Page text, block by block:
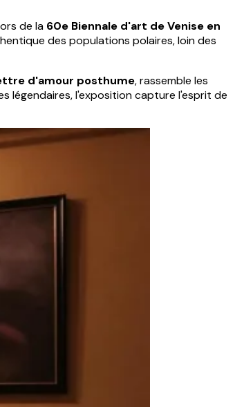
de la 60e Biennale d'art de Venise en
des populations polaires, loin des
d'amour posthume, rassemble les
légendaires, l'exposition capture l'esprit de